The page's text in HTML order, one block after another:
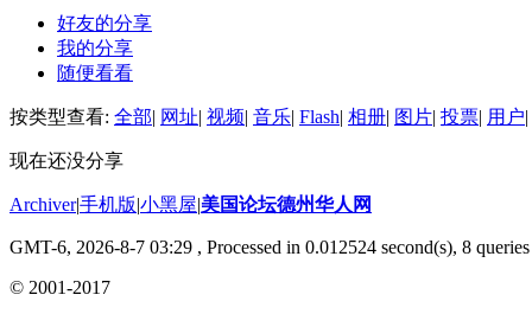
好友的分享
我的分享
随便看看
按类型查看: 全部| 网址| 视频| 音乐| Flash| 相册| 图片| 投票| 用户|
现在还没分享
Archiver|手机版|小黑屋|美国论坛德州华人网
GMT-6, 2026-8-7 03:29 , Processed in 0.012524 second(s), 8
© 2001-2017